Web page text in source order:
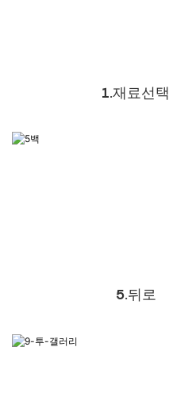
1.재료선택
5.뒤로